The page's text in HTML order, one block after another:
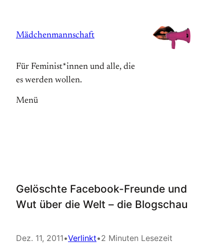
springen
Mädchenmannschaft
Für Feminist*innen und alle, die
es werden wollen.
Menü
Gelöschte Facebook-Freunde und
Wut über die Welt – die Blogschau
Dez. 11, 2011•Verlinkt•2 Minuten Lesezeit